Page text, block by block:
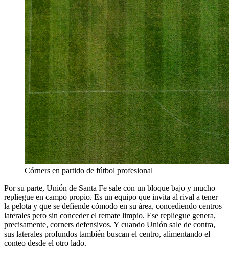
Córners en partido de fútbol profesional
Por su parte, Unión de Santa Fe sale con un bloque bajo y mucho
repliegue en campo propio. Es un equipo que invita al rival a tener
la pelota y que se defiende cómodo en su área, concediendo centros
laterales pero sin conceder el remate limpio. Ese repliegue genera,
precisamente, corners defensivos. Y cuando Unión sale de contra,
sus laterales profundos también buscan el centro, alimentando el
conteo desde el otro lado.